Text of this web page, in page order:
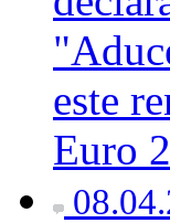
este
Euro